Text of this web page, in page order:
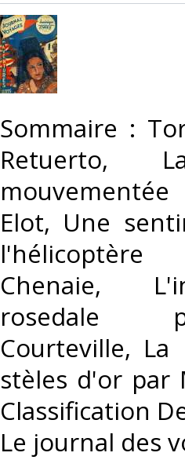
‎Sommaire :
Retuerto,
Elot, Une
Chenaie,
rosedale
Courteville,
stèles d'or par
Classification
Le journal des